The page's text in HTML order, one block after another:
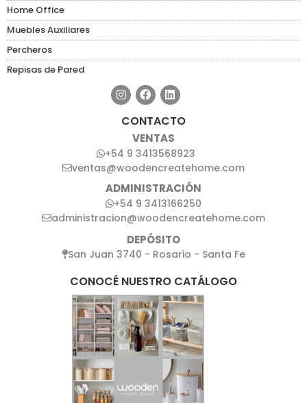
Home Office
Muebles Auxiliares
Percheros
Repisas de Pared
CONTACTO
VENTAS
+54 9 3413568923
ventas@woodencreatehome.com
ADMINISTRACIÓN
+54 9 3413166250
administracion@woodencreatehome.com
DEPÓSITO
San Juan 3740 - Rosario - Santa Fe
CONOCÉ NUESTRO CATÁLOGO